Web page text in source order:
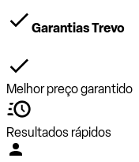
Garantias Trevo
Melhor preço garantido
Resultados rápidos